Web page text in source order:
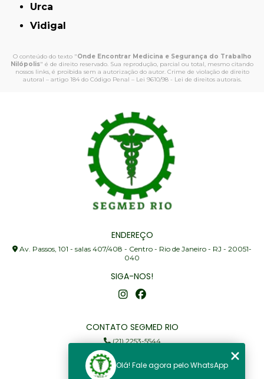
Urca
Vidigal
O conteúdo do texto "Onde Encontrar Medicina e Segurança do Trabalho
Nilópolis" é de direito reservado. Sua reprodução, parcial ou total, mesmo citando
nossos links, é proibida sem a autorização do autor. Crime de violação de direito
autoral – artigo 184 do Código Penal – Lei 9610/98 - Lei de direitos autorais.
ENDEREÇO
Av. Passos, 101 - salas 407/408 - Centro - Rio de Janeiro - RJ - 20051-
040
SIGA-NOS!
CONTATO SEGMED RIO
(21) 2253-5544
(21) 97905-3352
segmed@segmedrio.com.br
Olá! Fale agora pelo WhatsApp